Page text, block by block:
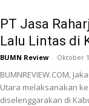
PT Jasa
Lalu Lintas di
BUMN Review - Oktober
BUMNREVIEW.COM,
Utara melaksanakan
diselenggarakan di